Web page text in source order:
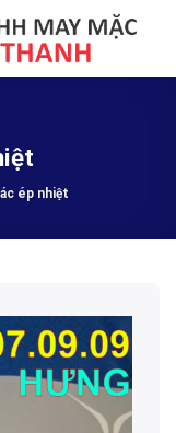
ép nhiệt